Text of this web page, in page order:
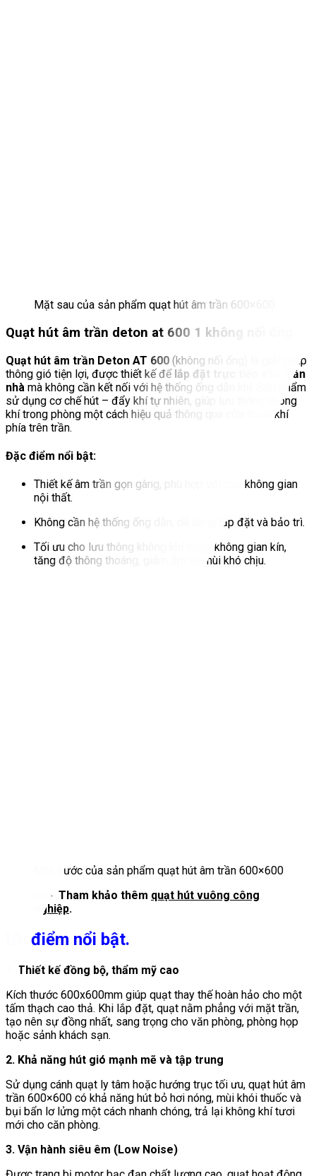
Mặt sau của sản phẩm quạt hút âm trần 600×600
Quạt hút âm trần deton at 600 1 không nối ống
Quạt hút âm trần Deton AT 600 (không nối ống) là giải pháp
thông gió tiện lợi, được thiết kế để lắp đặt trực tiếp vào trần
nhà mà không cần kết nối với hệ thống ống dẫn khí. Sản phẩm
sử dụng cơ chế hút – đẩy khí tự nhiên, giúp lưu thông không
khí trong phòng một cách hiệu quả thông qua cửa thoát khí
phía trên trần.
Đặc điểm nổi bật:
Thiết kế âm trần gọn gàng, phù hợp với mọi không gian
nội thất.
Không cần hệ thống ống dẫn, dễ dàng lắp đặt và bảo trì.
Tối ưu cho lưu thông không khí trong không gian kín,
tăng độ thông thoáng, giảm ẩm và mùi khó chịu.
Mặt trước của sản phẩm quạt hút âm trần 600×600
>>> Tham khảo thêm quạt hút vuông công
nghiệp.
Ưu điểm nổi bật.
1. Thiết kế đồng bộ, thẩm mỹ cao
Kích thước 600x600mm giúp quạt thay thế hoàn hảo cho một
tấm thạch cao thả. Khi lắp đặt, quạt nằm phẳng với mặt trần,
tạo nên sự đồng nhất, sang trọng cho văn phòng, phòng họp
hoặc sảnh khách sạn.
2. Khả năng hút gió mạnh mẽ và tập trung
Sử dụng cánh quạt ly tâm hoặc hướng trục tối ưu, quạt hút âm
trần 600×600 có khả năng hút bỏ hơi nóng, mùi khói thuốc và
bụi bẩn lơ lửng một cách nhanh chóng, trả lại không khí tươi
mới cho căn phòng.
3. Vận hành siêu êm (Low Noise)